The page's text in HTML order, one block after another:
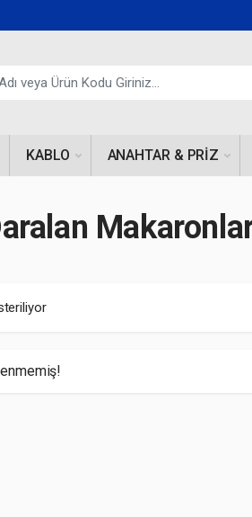
KABLO ANAHTAR & PRIZ